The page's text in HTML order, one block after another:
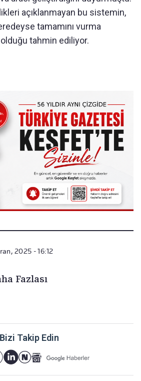
açıklanmayan bu sistemin,
tamamını vurma
tahmin ediliyor.
2025 - 16:12
Fazlası
Bizi Takip Edin